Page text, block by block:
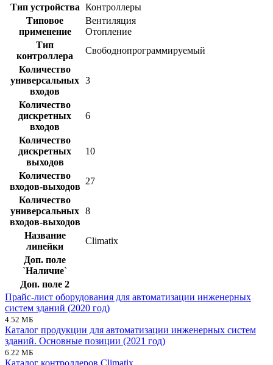
Тип устройства Контроллеры
Типовое
применение
Вентиляция
Отопление
Тип
контроллера
Свободнопрограммируемый
Количество
универсальных
входов
3
Количество
дискретных
входов
6
Количество
дискретных
выходов
10
Количество
входов-выходов
27
Количество
универсальных
входов-выходов
8
Название
линейки
Climatix
Доп. поле
`Наличие`
Доп. поле 2
Прайс-лист оборудования для автоматизации инженерных
систем зданий (2020 год)
4.52 МБ
Каталог продукции для автоматизации инженерных систем
зданий. Основные позиции (2021 год)
6.22 МБ